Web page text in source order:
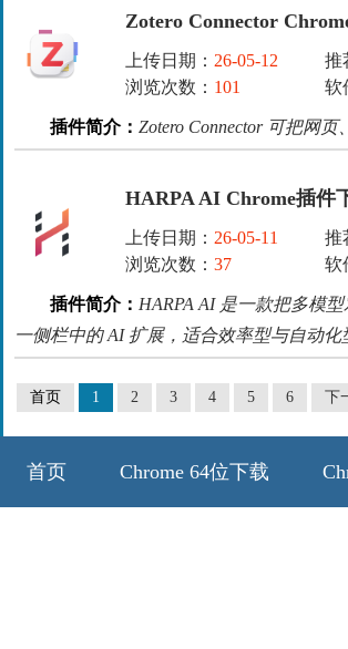
Zotero Connector
上传日期： 26-05-12 推
浏览次数： 101 软
插件简介： Zotero Connector 可把网
HARPA AI Chrome插件
上传日期： 26-05-11 推
浏览次数： 37 软
插件简介： HARPA AI 是一款把多模
一侧栏中的 AI 扩展，适合效率型与自动化
首页 1 2 3 4 5 6 下
首页 Chrome 64位下载